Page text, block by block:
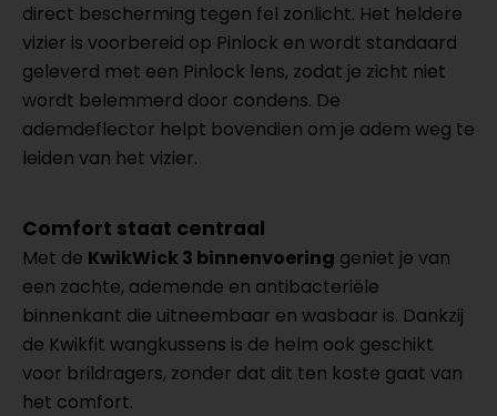
direct bescherming tegen fel zonlicht. Het heldere
vizier is voorbereid op Pinlock en wordt standaard
geleverd met een Pinlock lens, zodat je zicht niet
wordt belemmerd door condens. De
ademdeflector helpt bovendien om je adem weg te
leiden van het vizier.
Comfort staat centraal
Met de KwikWick 3 binnenvoering geniet je van
een zachte, ademende en antibacteriële
binnenkant die uitneembaar en wasbaar is. Dankzij
de Kwikfit wangkussens is de helm ook geschikt
voor brildragers, zonder dat dit ten koste gaat van
het comfort.